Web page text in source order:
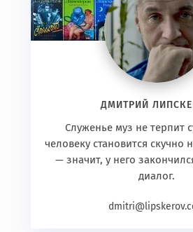
ДМИТРИЙ
Служенье муз не терпит
человеку становится скучно
— значит, у него
диалог.